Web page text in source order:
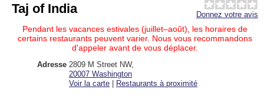
Donnez votre avis
Taj of India
Pendant les vacances estivales (juillet–août), les horaires de
certains restaurants peuvent varier. Nous vous recommandons
d'appeler avant de vous déplacer.
Adresse 2809 M Street NW,
20007 Washington
Voir la carte
Restaurants à proximité